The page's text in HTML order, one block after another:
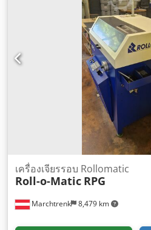
Marchtrenk 8,479 km
เครื่องเจียรรอบ Rollomatic
Roll-o-Matic RPG